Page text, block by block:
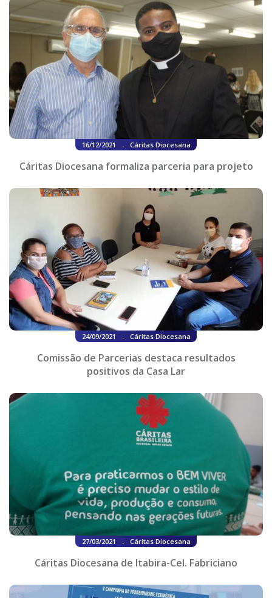
16/12/2021 . Cáritas Diocesana
Cáritas Diocesana formaliza parceria para projeto
24/09/2021 . Cáritas Diocesana
Comissão de Parcerias destaca resultados
positivos da Casa Lar
27/03/2021 . Cáritas Diocesana
Cáritas Diocesana de Itabira-Cel. Fabriciano